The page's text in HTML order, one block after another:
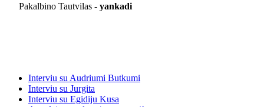
Pakalbino Tautvilas - yankadi
Interviu su Audriumi Butkumi
Interviu su Jurgita
Interviu su Egidiju Kusa